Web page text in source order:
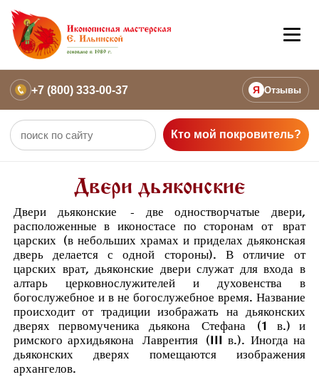
+7 (800) 333-00-37 Я Отзывы
Кто мой покровитель?
Двери дьяконские
Двери дьяконские- две одностворчатые двери,
расположенные в иконостасе по сторонам отврат
царских(в небольших храмах и приделах дьяконская
дверь делается с одной стороны). В отличие от
царских врат, дьяконские двери служат для входа в
алтарь церковнослужителей и духовенства в
богослужебное и в не богослужебное время. Название
происходит от традиции изображать на дьяконских
дверях первомученика дьякона Стефана (1 в.) и
римского архидьякона Лаврентия(III в.). Иногда на
дьяконских дверях помещаются изображения
архангелов.